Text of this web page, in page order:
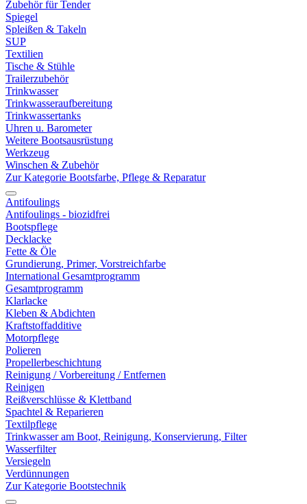
Zubehör für Tender
Spiegel
Spleißen & Takeln
SUP
Textilien
Tische & Stühle
Trailerzubehör
Trinkwasser
Trinkwasseraufbereitung
Trinkwassertanks
Uhren u. Barometer
Weitere Bootsausrüstung
Werkzeug
Winschen & Zubehör
Zur Kategorie Bootsfarbe, Pflege & Reparatur
Antifoulings
Antifoulings - biozidfrei
Bootspflege
Decklacke
Fette & Öle
Grundierung, Primer, Vorstreichfarbe
International Gesamtprogramm
Gesamtprogramm
Klarlacke
Kleben & Abdichten
Kraftstoffadditive
Motorpflege
Polieren
Propellerbeschichtung
Reinigung / Vorbereitung / Entfernen
Reinigen
Reißverschlüsse & Klettband
Spachtel & Reparieren
Textilpflege
Trinkwasser am Boot, Reinigung, Konservierung, Filter
Wasserfilter
Versiegeln
Verdünnungen
Zur Kategorie Bootstechnik